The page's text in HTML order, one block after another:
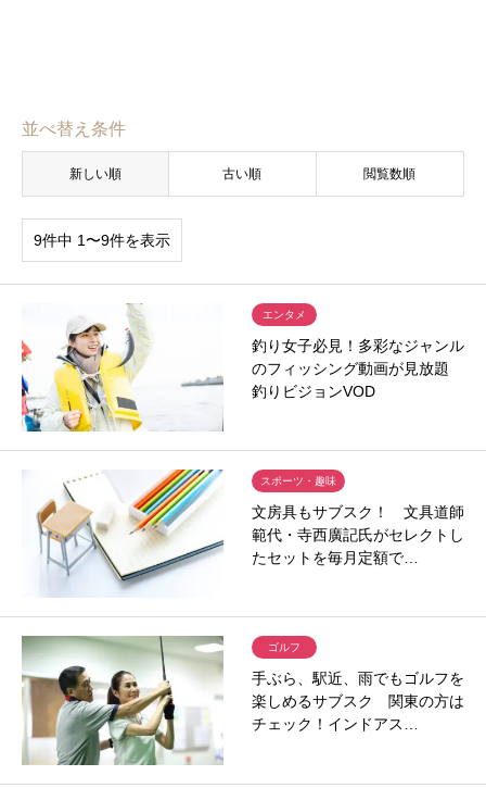
並べ替え条件
新しい順 古い順 閲覧数順
9件中 1〜9件を表示
エンタメ
釣り女子必見！多彩なジャンル
のフィッシング動画が見放題
釣りビジョンVOD
スポーツ・趣味
文房具もサブスク！ 文具道師
範代・寺西廣記氏がセレクトし
たセットを毎月定額で…
ゴルフ
手ぶら、駅近、雨でもゴルフを
楽しめるサブスク 関東の方は
チェック！インドアス…